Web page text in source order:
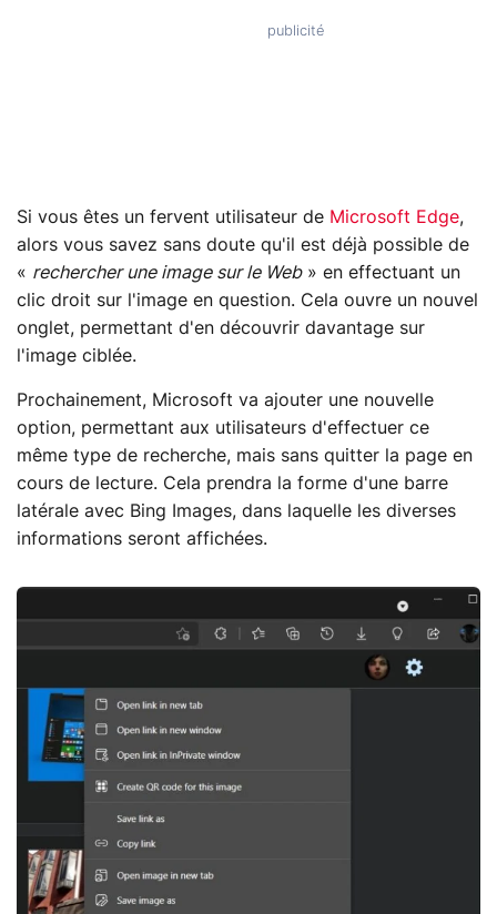
Si vous êtes un fervent utilisateur de Microsoft Edge,
alors vous savez sans doute qu'il est déjà possible de
« rechercher une image sur le Web» en effectuant un
clic droit sur l'image en question. Cela ouvre un nouvel
onglet, permettant d'en découvrir davantage sur
l'image ciblée.
Prochainement, Microsoft va ajouter une nouvelle
option, permettant aux utilisateurs d'effectuer ce
même type de recherche, mais sans quitter la page en
cours de lecture. Cela prendra la forme d'une barre
latérale avec Bing Images, dans laquelle les diverses
informations seront affichées.